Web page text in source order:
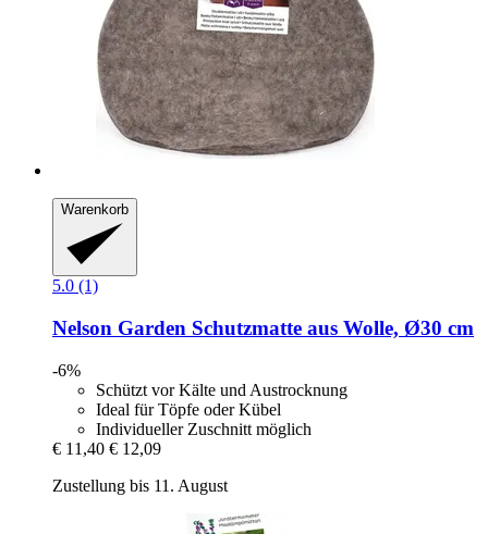
Warenkorb
5.0 (1)
Nelson Garden Schutzmatte aus Wolle, Ø30 cm
-6%
Schützt vor Kälte und Austrocknung
Ideal für Töpfe oder Kübel
Individueller Zuschnitt möglich
€ 11,40 € 12,09
Zustellung bis 11. August